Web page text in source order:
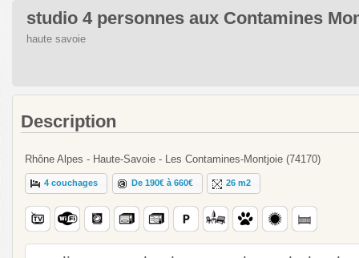
studio 4 personnes aux Contamines
haute savoie
Description
Rhône Alpes - Haute-Savoie - Les Contamines-Montjoie (74170)
4 couchages De 190€ à 660€ 26 m2